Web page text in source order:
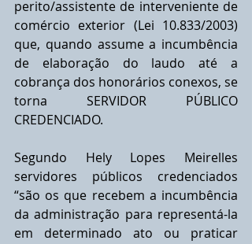
perito/assistente de interveniente de
comércio exterior (Lei 10.833/2003)
que, quando assume a incumbência
de elaboração do laudo até a
cobrança dos honorários conexos, se
torna SERVIDOR PÚBLICO
CREDENCIADO.
Segundo Hely Lopes Meirelles
servidores públicos credenciados
“são os que recebem a incumbência
da administração para representá-la
em determinado ato ou praticar